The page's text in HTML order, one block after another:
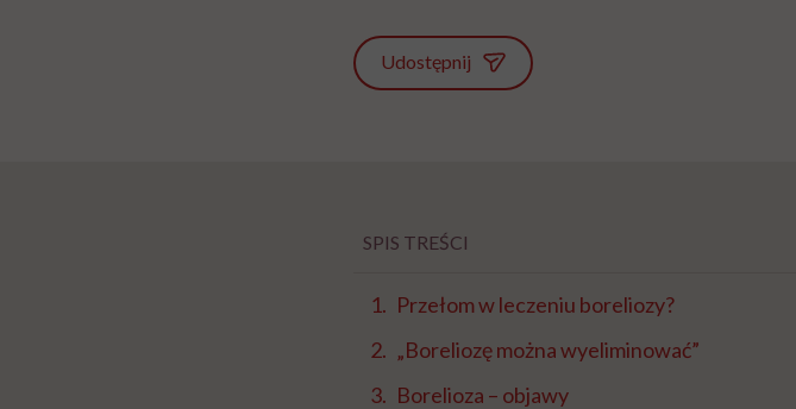
Udostępnij
SPIS TREŚCI
Przełom w leczeniu boreliozy?
„Boreliozę można wyeliminować”
Borelioza – objawy